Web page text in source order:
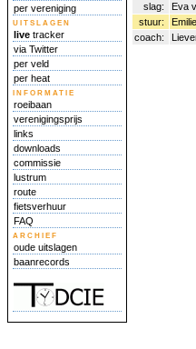
per vereniging
uitslagen
live tracker
via Twitter
per veld
per heat
informatie
roeibaan
verenigingsprijs
links
downloads
commissie
lustrum
route
fietsverhuur
FAQ
archief
oude uitslagen
baanrecords
slag:
Eva
stuur:
coach: